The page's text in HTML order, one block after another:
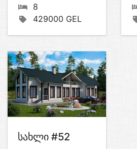
8
429000 GEL
სახლი #52